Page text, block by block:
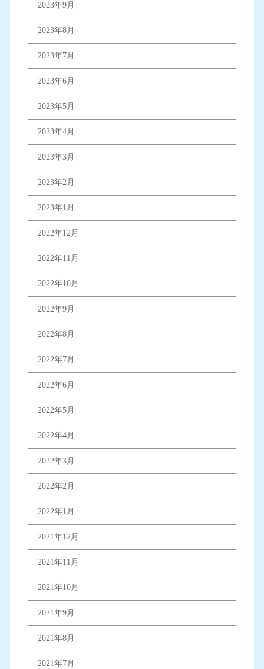
2023年9月
2023年8月
2023年7月
2023年6月
2023年5月
2023年4月
2023年3月
2023年2月
2023年1月
2022年12月
2022年11月
2022年10月
2022年9月
2022年8月
2022年7月
2022年6月
2022年5月
2022年4月
2022年3月
2022年2月
2022年1月
2021年12月
2021年11月
2021年10月
2021年9月
2021年8月
2021年7月